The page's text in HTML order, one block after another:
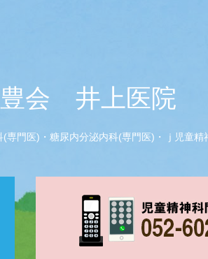
豊会 井上医院
門医)・糖尿内分泌内科(専門医)・ｊ児童